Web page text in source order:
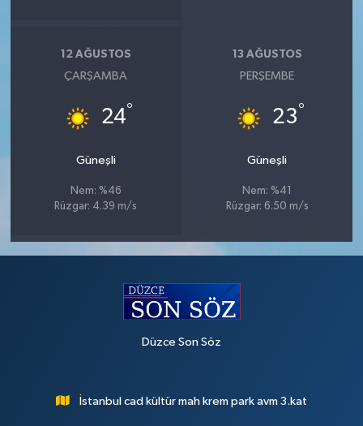
12 AĞUSTOS
ÇARŞAMBA
24°
Güneşli
Nem: %46
Rüzgar: 4.39 m/s
13 AĞUSTOS
PERŞEMBE
23°
Güneşli
Nem: %41
Rüzgar: 6.50 m/s
Düzce Son Söz
İstanbul cad kültür mah krem park avm 3.kat